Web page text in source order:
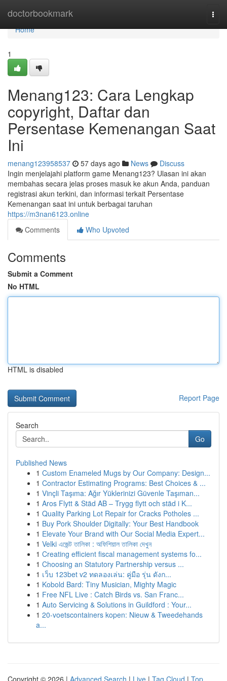
doctorbookmark
Home
Home
1
Menang123: Cara Lengkap
copyright, Daftar dan
Persentase Kemenangan Saat
Ini
menang123958537 57 days ago News
Discuss
Ingin menjelajahi platform game Menang123? Ulasan ini akan
membahas secara jelas proses masuk ke akun Anda, panduan
registrasi akun terkini, dan informasi terkait Persentase
Kemenangan saat ini untuk berbagai taruhan
https://m3nan6123.online
Comments
Who Upvoted
Comments
Submit a Comment
No HTML
HTML is disabled
Report Page
Search
Go
Published News
1 Custom Enameled Mugs by Our Company: Design...
1 Contractor Estimating Programs: Best Choices & ...
1 Vinçli Taşıma: Ağır Yüklerinizi Güvenle Taşıman...
1 Aros Flytt & Städ AB – Trygg flytt och städ i K...
1 Quality Parking Lot Repair for Cracks Potholes ...
1 Buy Pork Shoulder Digitally: Your Best Handbook
1 Elevate Your Brand with Our Social Media Expert...
1 Velki এজেন্ট তালিকা : অফিশিয়াল তালিকা দেখুন
1 Creating efficient fiscal management systems fo...
1 Choosing an Statutory Partnership versus ...
1 เว็บ 123bet v2 ทดลองเล่น: คู่มือ รุ่น ดังก...
1 Kobold Bard: Tiny Musician, Mighty Magic
1 Free NFL Live : Catch Birds vs. San Franc...
1 Auto Servicing & Solutions in Guildford : Your...
1 20-voetscontainers kopen: Nieuw & Tweedehands
a...
Copyright © 2026 | Advanced Search | Live | Tag Cloud | Top